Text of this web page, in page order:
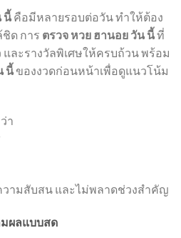
นี้ คือมีหลายรอบต่อวัน ทำให้ต้อง
ชิด การ ตรวจ หวย ฮานอย วัน นี้ที่
และรางวัลพิเศษให้ครบถ้วน พร้อม
นี้ ของงวดก่อนหน้าเพื่อดูแนวโน้ม
า
ามสับสน และไม่พลาดช่วงสำคัญ
มผลแบบสด